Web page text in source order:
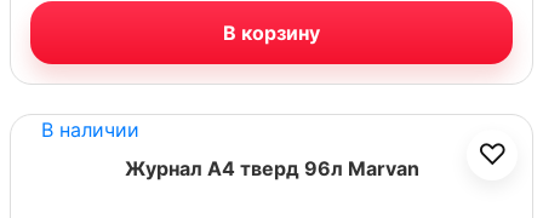
В корзину
В наличии
♡
Журнал А4 тверд 96л Marvan